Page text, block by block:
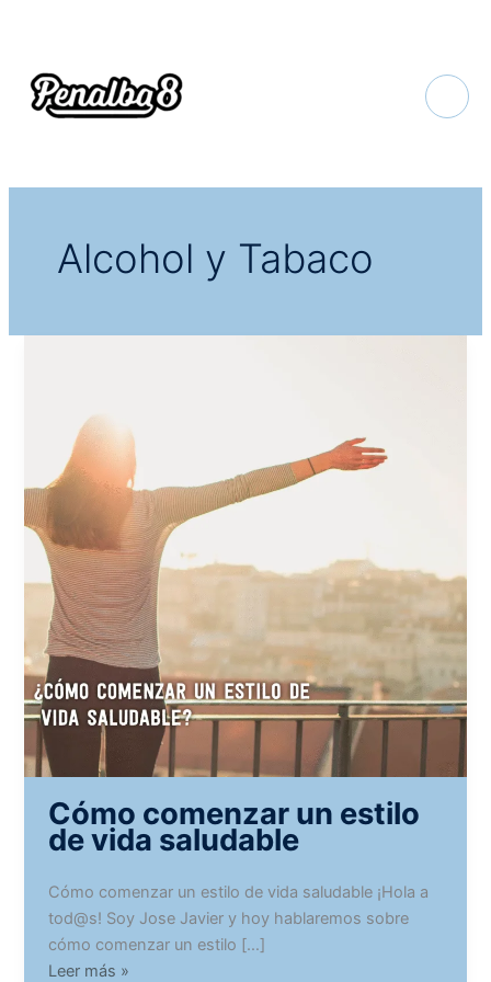
Alcohol y Tabaco
Cómo comenzar un estilo
de vida saludable
Cómo comenzar un estilo de vida saludable ¡Hola a
tod@s! Soy Jose Javier y hoy hablaremos sobre
cómo comenzar un estilo […]
Cómo
Leer más »